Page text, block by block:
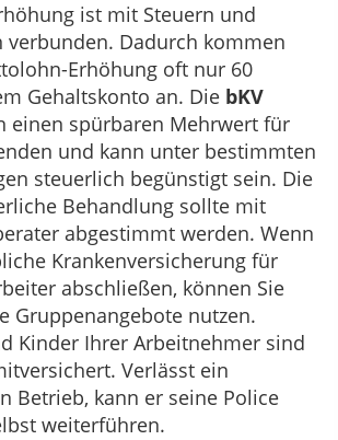
ist mit Steuern und
verbunden. Dadurch kommen
Erhöhung oft nur 60
Gehaltskonto an. Die bKV
einen spürbaren Mehrwert für
und kann unter bestimmten
steuerlich begünstigt sein. Die
Behandlung sollte mit
abgestimmt werden. Wenn
Krankenversicherung für
abschließen, können Sie
Gruppenangebote nutzen.
Kinder Ihrer Arbeitnehmer sind
Verlässt ein
Betrieb, kann er seine Police
weiterführen.